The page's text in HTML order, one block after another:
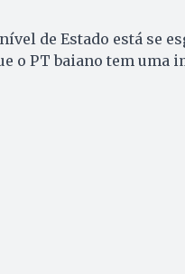
de Estado está se
o PT baiano tem uma